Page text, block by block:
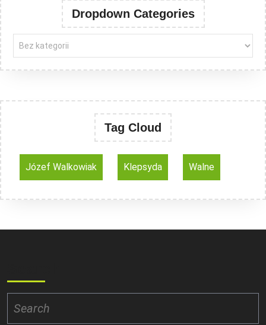
Dropdown Categories
Tag Cloud
Józef Walkowiak Klepsyda Walne
for: